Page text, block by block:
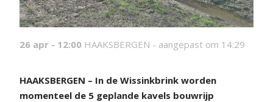
26 apr - 12:00 HAAKSBERGEN - aangepast om 14:29
HAAKSBERGEN – In de Wissinkbrink worden
momenteel de 5 geplande kavels bouwrijp